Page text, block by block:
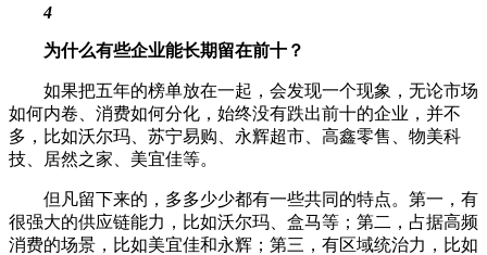
4
为什么有些企业能长期留在前十？
如果把五年的榜单放在一起，会发现一个现象，无论市场
如何内卷、消费如何分化，始终没有跌出前十的企业，并不
多，比如沃尔玛、苏宁易购、永辉超市、高鑫零售、物美科
技、居然之家、美宜佳等。
但凡留下来的，多多少少都有一些共同的特点。第一，有
很强大的供应链能力，比如沃尔玛、盒马等；第二，占据高频
消费的场景，比如美宜佳和永辉；第三，有区域统治力，比如